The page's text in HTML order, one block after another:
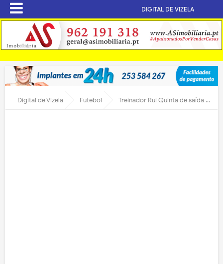
DIGITAL DE VIZELA
Digital de Vizela Futebol Treinador Rui Quinta de saída do FC Vizela?